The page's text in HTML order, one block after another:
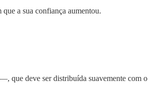
que a sua confiança aumentou.
—, que deve ser distribuída suavemente com o